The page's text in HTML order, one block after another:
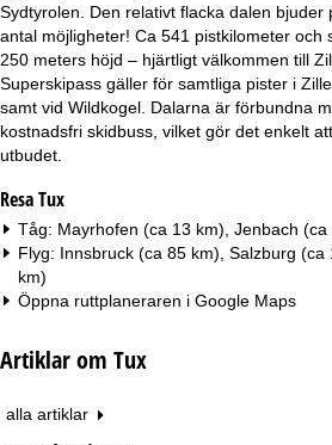
Sydtyrolen. Den relativt flacka dalen bjuder
antal möjligheter! Ca 541 pistkilometer och
250 meters höjd – hjärtligt välkommen till
Superskipass gäller för samtliga pister i
samt vid Wildkogel. Dalarna är förbundna
kostnadsfri skidbuss, vilket gör det enkelt
utbudet.
Resa Tux
Tåg: Mayrhofen (ca 13 km), Jenbach (ca
Flyg: Innsbruck (ca 85 km), Salzburg
km)
Öppna ruttplaneraren i Google Maps
Artiklar om Tux
alla artiklar